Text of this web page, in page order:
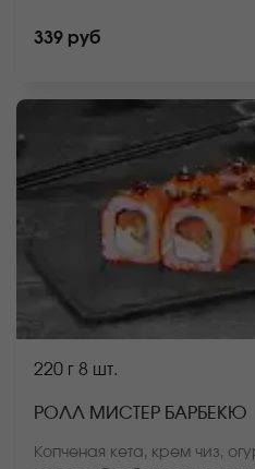
339 руб
220 г 8 шт.
РОЛЛ МИСТЕР БАРБЕКЮ
Копченая кета, крем чиз,